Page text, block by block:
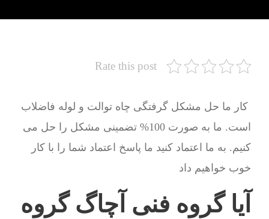
Rate this post
کار ما حل مشکل گرفتگی چاه توالت و لوله فاضلاب
است. ما به صورت 100% تضمینی مشکل را حل می
کنیم. به ما اعتماد کنید ما پاسخ اعتماد شما را با کار
خوب خواهیم داد
آیا گروه فنی آچاگ گروه